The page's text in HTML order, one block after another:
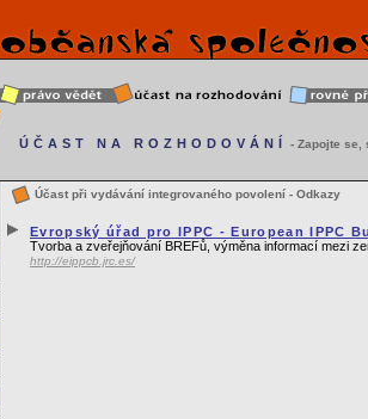
ÚČAST NA ROZHODOVÁNÍ - Zapojte se,
Účast při vydávání integrovaného povolení - Odkazy
Evropský úřad pro IPPC - European IPPC
Tvorba a zveřejňování BREFů, výměna informací mezi
http://eippcb.jrc.es/